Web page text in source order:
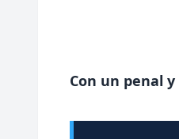
Con un penal